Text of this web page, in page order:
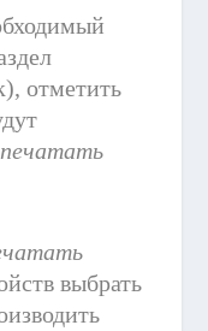
отметить
выбрать